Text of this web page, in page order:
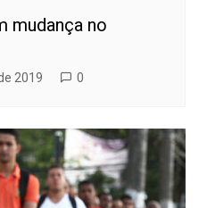
mudança no
2019 0